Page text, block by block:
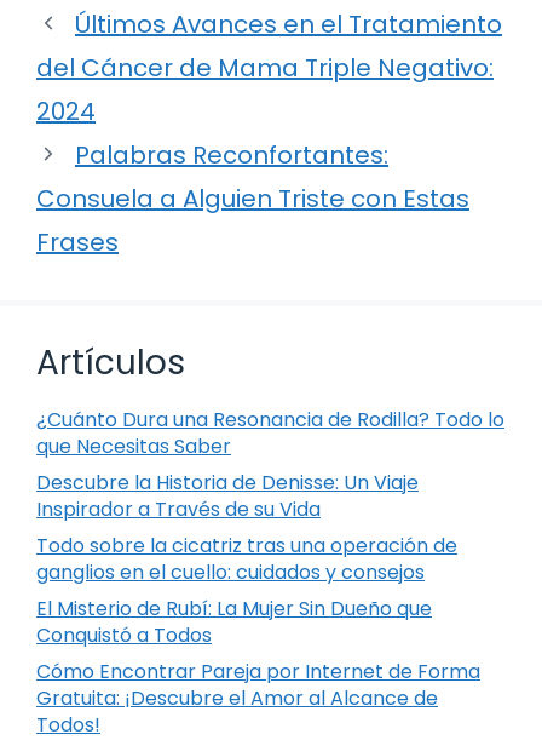
Últimos Avances en el Tratamiento
del Cáncer de Mama Triple Negativo:
2024
Palabras Reconfortantes:
Consuela a Alguien Triste con Estas
Frases
Artículos
¿Cuánto Dura una Resonancia de Rodilla? Todo lo
que Necesitas Saber
Descubre la Historia de Denisse: Un Viaje
Inspirador a Través de su Vida
Todo sobre la cicatriz tras una operación de
ganglios en el cuello: cuidados y consejos
El Misterio de Rubí: La Mujer Sin Dueño que
Conquistó a Todos
Cómo Encontrar Pareja por Internet de Forma
Gratuita: ¡Descubre el Amor al Alcance de
Todos!